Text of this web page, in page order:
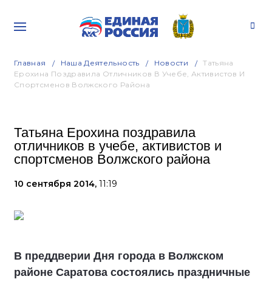
Главная Наша Деятельность Новости
Татьяна
Ерохина Поздравила Отличников В Учебе, Активистов И
Спортсменов Волжского Района
Татьяна Ерохина поздравила
отличников в учебе, активистов и
спортсменов Волжского района
10 сентября 2014, 11:19
В преддверии Дня города в Волжском
районе Саратова состоялись праздничные